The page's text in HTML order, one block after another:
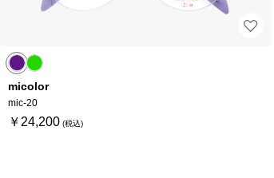
micolor
mic-20
￥24,200